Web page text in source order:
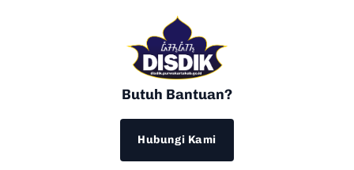
Butuh Bantuan?
Hubungi Kami